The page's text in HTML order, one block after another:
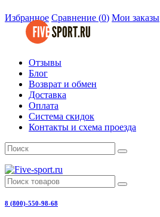
Избранное Сравнение (0) Мои заказы
Отзывы
Блог
Возврат и обмен
Доставка
Оплата
Система скидок
Контакты и схема проезда
8 (800)-550-98-68